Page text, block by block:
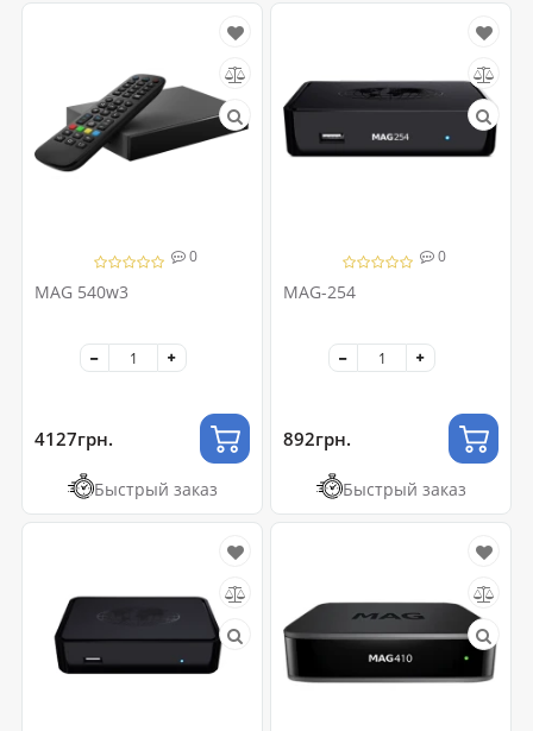
0
MAG 540w3
4127грн.
Быстрый заказ
0
MAG-254
892грн.
Быстрый заказ